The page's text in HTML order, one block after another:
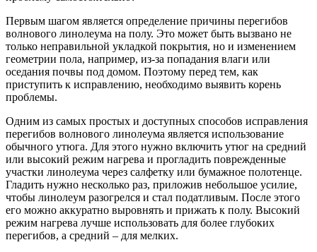
Первым шагом является определение причины перегибов
волнового линолеума на полу. Это может быть вызвано не
только неправильной укладкой покрытия, но и изменением
геометрии пола, например, из-за попадания влаги или
оседания почвы под домом. Поэтому перед тем, как
приступить к исправлению, необходимо выявить корень
проблемы.
Одним из самых простых и доступных способов исправления
перегибов волнового линолеума является использование
обычного утюга. Для этого нужно включить утюг на средний
или высокий режим нагрева и прогладить поврежденные
участки линолеума через салфетку или бумажное полотенце.
Гладить нужно несколько раз, приложив небольшое усилие,
чтобы линолеум разогрелся и стал податливым. После этого
его можно аккуратно выровнять и прижать к полу. Высокий
режим нагрева лучше использовать для более глубоких
перегибов, а средний – для мелких.